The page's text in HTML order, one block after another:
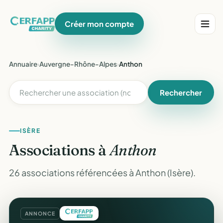
Créer mon compte
Annuaire›Auvergne-Rhône-Alpes›Anthon
Rechercher
ISÈRE
Associations àAnthon
26 associations référencées à Anthon (Isère).
ANNONCE